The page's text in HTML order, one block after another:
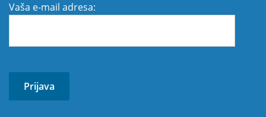
Vaša e-mail adresa: